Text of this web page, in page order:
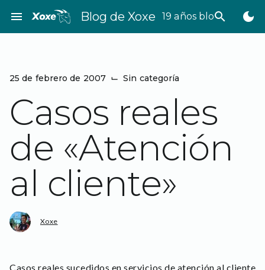
contenido
menu Blog de Xoxe 19 años bloggeando
search dark_mode
25 de febrero de 2007 ⌙ Sin categoría
Casos reales
de «Atención
al cliente»
Xoxe
Casos reales sucedidos en servicios de atención al cliente